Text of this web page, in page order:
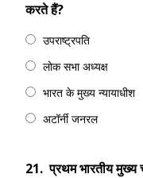
करते हैं?
उपराष्ट्रपति
लोक सभा अध्यक्ष
भारत के मुख्य न्यायाधीश
अटॉर्नी जनरल
21. प्रथम भारतीय